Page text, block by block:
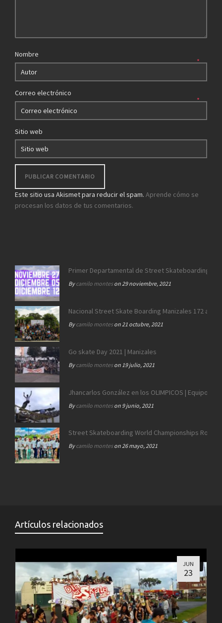
Nombre
*
Correo electrónico
*
Sitio web
Este sitio usa Akismet para reducir el spam. Aprende cómo se
procesan los datos de tus comentarios.
Primer Departamental de Street Skateboarding de
Bycamilo monteson 29 noviembre, 2021
Nacional Street Skate Boarding Manizales 172 años
Bycamilo monteson 21 octubre, 2021
Go skate Day 2021 | Manizales
Bycamilo monteson 19 julio, 2021
Jhancarlos González en los OLIMPICOS | Equipo SB
Bycamilo monteson 9 junio, 2021
Street Skateboarding World Championships Roma
Bycamilo monteson 26 mayo, 2021
Artículos relacionados
JUN
23